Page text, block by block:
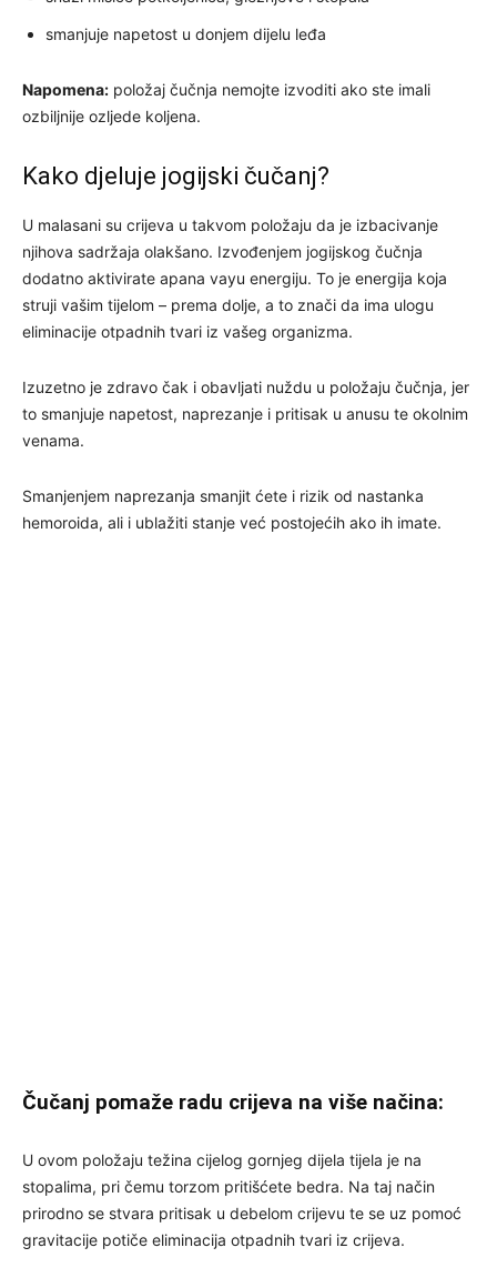
smanjuje napetost u donjem dijelu leđa
Napomena: položaj čučnja nemojte izvoditi ako ste imali
ozbiljnije ozljede koljena.
Kako djeluje jogijski čučanj?
U malasani su crijeva u takvom položaju da je izbacivanje
njihova sadržaja olakšano. Izvođenjem jogijskog čučnja
dodatno aktivirate apana vayu energiju. To je energija koja
struji vašim tijelom – prema dolje, a to znači da ima ulogu
eliminacije otpadnih tvari iz vašeg organizma.
Izuzetno je zdravo čak i obavljati nuždu u položaju čučnja, jer
to smanjuje napetost, naprezanje i pritisak u anusu te okolnim
venama.
Smanjenjem naprezanja smanjit ćete i rizik od nastanka
hemoroida, ali i ublažiti stanje već postojećih ako ih imate.
Čučanj pomaže radu crijeva na više načina:
U ovom položaju težina cijelog gornjeg dijela tijela je na
stopalima, pri čemu torzom pritišćete bedra. Na taj način
prirodno se stvara pritisak u debelom crijevu te se uz pomoć
gravitacije potiče eliminacija otpadnih tvari iz crijeva.